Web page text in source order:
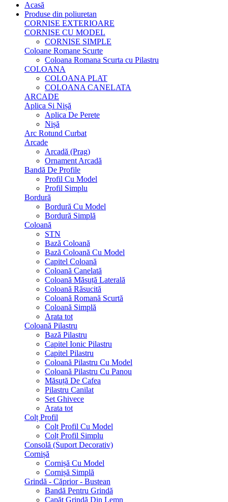
Acasă
Produse din poliuretan
CORNISE EXTERIOARE
CORNISE CU MODEL
CORNISE SIMPLE
Coloane Romane Scurte
Coloana Romana Scurta cu Pilastru
COLOANA
COLOANA PLAT
COLOANA CANELATA
ARCADE
Aplica Și Nișă
Aplica De Perete
Nișă
Arc Rotund Curbat
Arcade
Arcadă (Prag)
Ornament Arcadă
Bandă De Profile
Profil Cu Model
Profil Simplu
Bordură
Bordură Cu Model
Bordură Simplă
Coloană
STN
Bază Coloană
Bază Coloană Cu Model
Capitel Coloană
Coloană Canelată
Coloană Măsuță Laterală
Coloană Răsucită
Coloană Romană Scurtă
Coloană Simplă
Arata tot
Coloană Pilastru
Bază Pilastru
Capitel Ionic Pilastru
Capitel Pilastru
Coloană Pilastru Cu Model
Coloană Pilastru Cu Panou
Măsuță De Cafea
Pilastru Canilat
Set Ghivece
Arata tot
Colț Profil
Colț Profil Cu Model
Colț Profil Simplu
Consolă (Suport Decorativ)
Cornișă
Cornișă Cu Model
Cornișă Simplă
Grindă - Căprior - Bustean
Bandă Pentru Grindă
Capăt Grindă Din Lemn